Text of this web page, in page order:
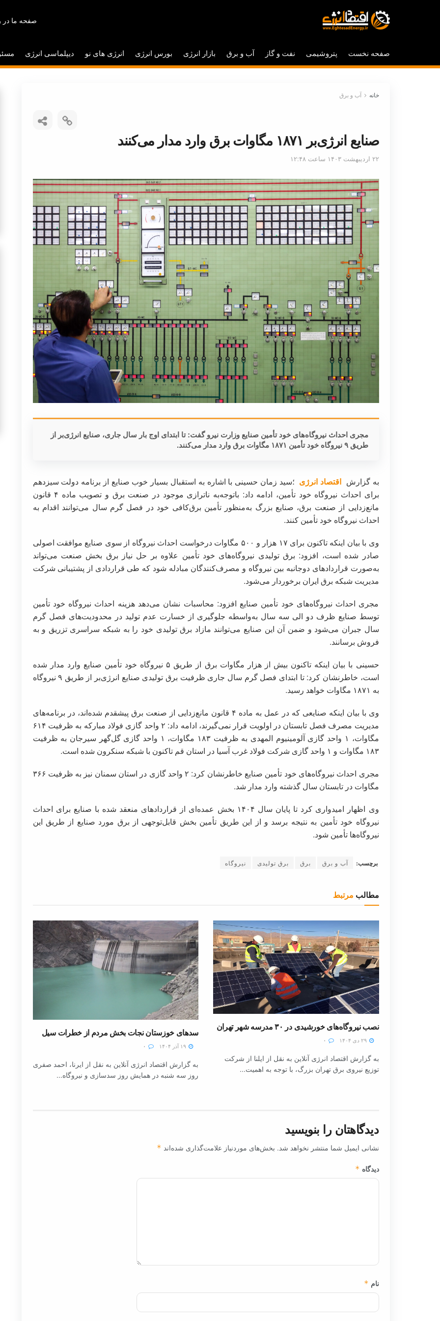
صفحه ما در
صفحه نخست پتروشیمی نفت و گاز آب و برق بازار انرژی بورس انرژی انرژی های نو دیپلماسی انرژی
خانه آب و برق
صنایع انرژی‌بر ۱۸۷۱ مگاوات برق وارد مدار می‌کنند
۲۲ اردیبهشت ۱۴۰۳ ساعت ۱۲:۴۸
مجری احداث نیروگاه‌های خود تأمین صنایع وزارت نیرو گفت: تا ابتدای اوج بار سال جاری، صنایع انرژی‌بر از
طریق ۹ نیروگاه خود تأمین ۱۸۷۱ مگاوات برق وارد مدار می‌کنند.
به گزارش اقتصاد انرژی ؛سید زمان حسینی با اشاره به استقبال بسیار خوب صنایع از برنامه دولت سیزدهم
برای احداث نیروگاه خود تأمین، ادامه داد: باتوجه‌به ناترازی موجود در صنعت برق و تصویب ماده ۴ قانون
مانع‌زدایی از صنعت برق، صنایع بزرگ به‌منظور تأمین برق‌کافی خود در فصل گرم سال می‌توانند اقدام به
احداث نیروگاه خود تأمین کنند.
وی با بیان اینکه تاکنون برای ۱۷ هزار و ۵۰۰ مگاوات درخواست احداث نیروگاه از سوی صنایع موافقت اصولی
صادر شده است، افزود: برق تولیدی نیروگاه‌های خود تأمین علاوه بر حل نیاز برق بخش صنعت می‌تواند
به‌صورت قراردادهای دوجانبه بین نیروگاه و مصرف‌کنندگان مبادله شود که طی قراردادی از پشتیبانی شرکت
مدیریت شبکه برق ایران برخوردار می‌شود.
مجری احداث نیروگاه‌های خود تأمین صنایع افزود: محاسبات نشان می‌دهد هزینه احداث نیروگاه خود تأمین
توسط صنایع ظرف دو الی سه سال به‌واسطه جلوگیری از خسارت عدم تولید در محدودیت‌های فصل گرم
سال جبران می‌شود و ضمن آن این صنایع می‌توانند مازاد برق تولیدی خود را به شبکه سراسری تزریق و به
فروش برسانند.
حسینی با بیان اینکه تاکنون بیش از هزار مگاوات برق از طریق ۵ نیروگاه خود تأمین صنایع وارد مدار شده
است، خاطرنشان کرد: تا ابتدای فصل گرم سال جاری ظرفیت برق تولیدی صنایع انرژی‌بر از طریق ۹ نیروگاه
به ۱۸۷۱ مگاوات خواهد رسید.
وی با بیان اینکه صنایعی که در عمل به ماده ۴ قانون مانع‌زدایی از صنعت برق پیشقدم شده‌اند، در برنامه‌های
مدیریت مصرف فصل تابستان در اولویت قرار نمی‌گیرند، ادامه داد: ۲ واحد گازی فولاد مبارکه به ظرفیت ۶۱۴
مگاوات، ۱ واحد گازی آلومینیوم المهدی به ظرفیت ۱۸۳ مگاوات، ۱ واحد گازی گل‌گهر سیرجان به ظرفیت
۱۸۳ مگاوات و ۱ واحد گازی شرکت فولاد غرب آسیا در استان قم تاکنون با شبکه سنکرون شده است.
مجری احداث نیروگاه‌های خود تأمین صنایع خاطرنشان کرد: ۲ واحد گازی در استان سمنان نیز به ظرفیت ۳۶۶
مگاوات در تابستان سال گذشته وارد مدار شد.
وی اظهار امیدواری کرد تا پایان سال ۱۴۰۴ بخش عمده‌ای از قراردادهای منعقد شده با صنایع برای احداث
نیروگاه خود تأمین به نتیجه برسد و از این طریق تأمین بخش قابل‌توجهی از برق مورد صنایع از طریق این
نیروگاه‌ها تأمین شود.
برچسب: آب و برق برق برق تولیدی نیروگاه
مطالب مرتبط
نصب نیروگاه‌های خورشیدی در ۳۰ مدرسه شهر تهران
به گزارش اقتصاد انرژی آنلاین به نقل از ایلنا از شرکت
توزیع نیروی برق تهران بزرگ، با توجه به اهمیت...
سدهای خوزستان نجات بخش مردم از خطرات سیل
به گزارش اقتصاد انرژی آنلاین به نقل از ایرنا، احمد صفری
روز سه شنبه در همایش روز سدسازی و نیروگاه...
دیدگاهتان را بنویسید
نشانی ایمیل شما منتشر نخواهد شد. بخش‌های موردنیاز علامت‌گذاری شده‌اند *
دیدگاه *
نام *